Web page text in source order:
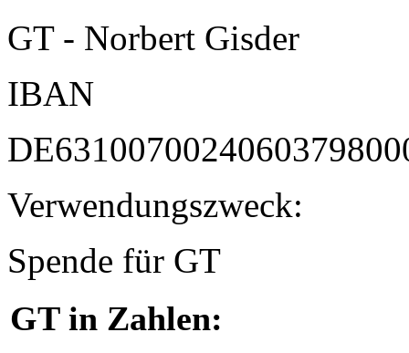
GT - Norbert Gisder
IBAN
Verwendungszweck:
Spende für GT
GT in Zahlen: